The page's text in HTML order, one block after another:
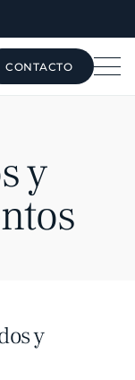
CONTACTO
y
y